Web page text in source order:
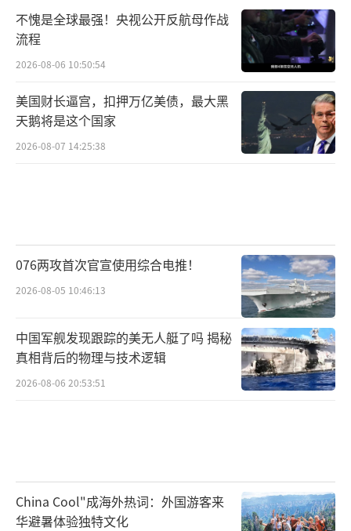
不愧是全球最强！央视公开反航母作战
流程
2026-08-06 10:50:54
美国财长逼宫，扣押万亿美债，最大黑
天鹅将是这个国家
2026-08-07 14:25:38
076两攻首次官宣使用综合电推！
2026-08-05 10:46:13
中国军舰发现跟踪的美无人艇了吗 揭秘
真相背后的物理与技术逻辑
2026-08-06 20:53:51
China Cool"成海外热词：外国游客来
华避暑体验独特文化